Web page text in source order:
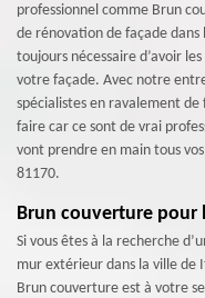
professionnel comme Brun
de rénovation de façade dans
toujours nécessaire d’avoir
votre façade. Avec notre
spécialistes en ravalement de
faire car ce sont de vrai
vont prendre en main tous
81170.
Brun couverture
Si vous êtes à la recherche
mur extérieur dans la ville
Brun couverture est à votre